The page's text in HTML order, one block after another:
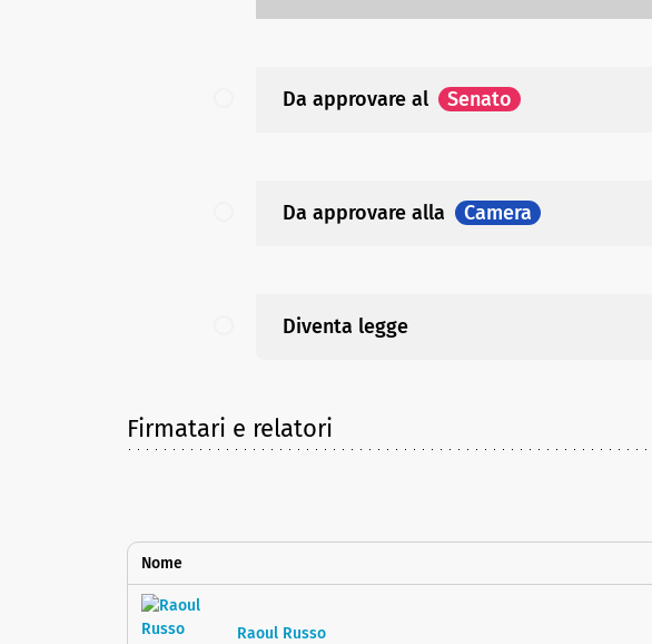
Da approvare al Senato
Da approvare alla Camera
Diventa legge
Firmatari e relatori
Nome
Raoul Russo